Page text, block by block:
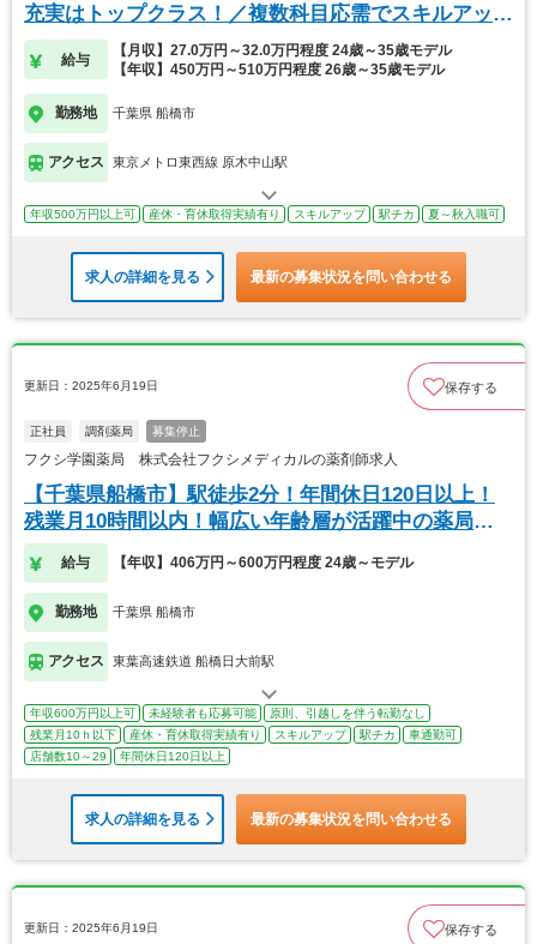
充実はトップクラス！／複数科目応需でスキルアップ
◎
給与
【月収】27.0万円～32.0万円程度 24歳～35歳モデル
【年収】450万円～510万円程度 26歳～35歳モデル
勤務地 千葉県 船橋市
アクセス 東京メトロ東西線 原木中山駅
年収500万円以上可 産休・育休取得実績有り スキルアップ 駅チカ 夏～秋入職可
求人の詳細を見る 最新の募集状況を問い合わせる
更新日：2025年6月19日 保存する
正社員 調剤薬局 募集停止
フクシ学園薬局 株式会社フクシメディカルの薬剤師求人
【千葉県船橋市】駅徒歩2分！年間休日120日以上！
残業月10時間以内！幅広い年齢層が活躍中の薬局で
す
給与 【年収】406万円～600万円程度 24歳～モデル
勤務地 千葉県 船橋市
アクセス 東葉高速鉄道 船橋日大前駅
年収600万円以上可 未経験者も応募可能
原則、引越しを伴う転勤なし
残業月10ｈ以下
産休・育休取得実績有り スキルアップ 駅チカ
車通勤可
店舗数10～29
年間休日120日以上
求人の詳細を見る 最新の募集状況を問い合わせる
更新日：2025年6月19日 保存する